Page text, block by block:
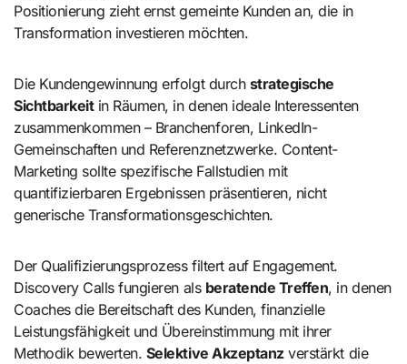
Positionierung zieht ernst gemeinte Kunden an, die in
Transformation investieren möchten.
Die Kundengewinnung erfolgt durch strategische
Sichtbarkeitin Räumen, in denen ideale Interessenten
zusammenkommen – Branchenforen, LinkedIn-
Gemeinschaften und Referenznetzwerke. Content-
Marketing sollte spezifische Fallstudien mit
quantifizierbaren Ergebnissen präsentieren, nicht
generische Transformationsgeschichten.
Der Qualifizierungsprozess filtert auf Engagement.
Discovery Calls fungieren als beratende Treffen, in denen
Coaches die Bereitschaft des Kunden, finanzielle
Leistungsfähigkeit und Übereinstimmung mit ihrer
Methodik bewerten. Selektive Akzeptanzverstärkt die